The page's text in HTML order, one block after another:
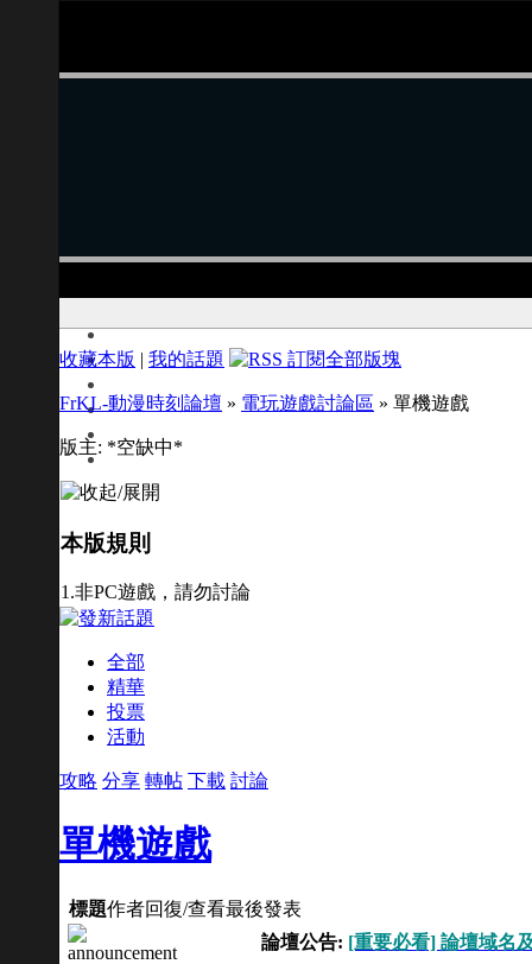
收藏本版 | 我的話題
FrKL-動漫時刻論壇 » 電玩遊戲討論區 » 單機遊戲
版主: *空缺中*
本版規則
1.非PC遊戲，請勿討論
全部
精華
投票
活動
攻略 分享 轉帖 下載 討論
單機遊戲
標題作者回復/查看最後發表
論壇公告: [重要必看] 論壇域名